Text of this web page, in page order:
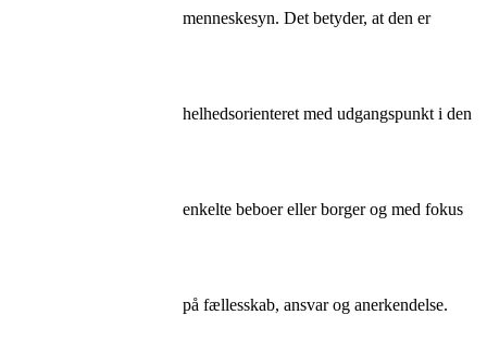
menneskesyn. Det betyder, at den er
helhedsorienteret med udgangspunkt i den
enkelte beboer eller borger og med fokus
på fællesskab, ansvar og anerkendelse.